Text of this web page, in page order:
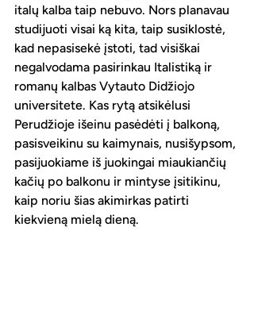
italų kalba taip nebuvo. Nors planavau
studijuoti visai ką kita, taip susiklostė,
kad nepasisekė įstoti, tad visiškai
negalvodama pasirinkau Italistiką ir
romanų kalbas Vytauto Didžiojo
universitete. Kas rytą atsikėlusi
Perudžioje išeinu pasėdėti į balkoną,
pasisveikinu su kaimynais, nusišypsom,
pasijuokiame iš juokingai miaukiančių
kačių po balkonu ir mintyse įsitikinu,
kaip noriu šias akimirkas patirti
kiekvieną mielą dieną.